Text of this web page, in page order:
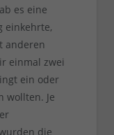
es eine
einkehrte,
anderen
einmal zwei
ein oder
wollten. Je
die